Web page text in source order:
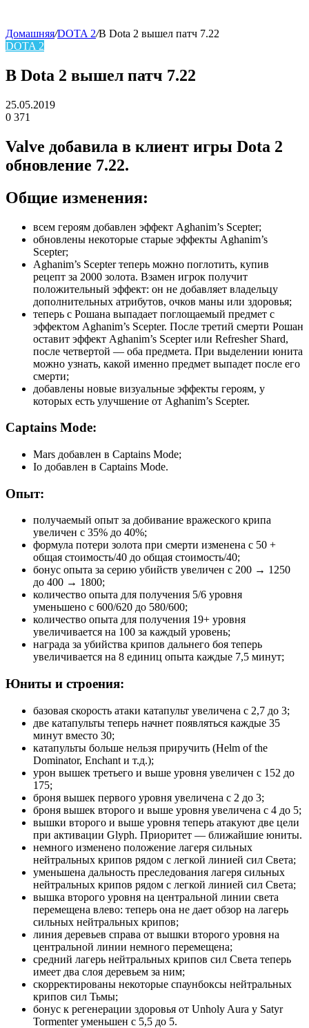
skin
Домашняя/DOTA 2/В Dota 2 вышел патч 7.22
DOTA 2
В Dota 2 вышел патч 7.22
25.05.2019
0 371
Valve добавила в клиент игры Dota 2
обновление 7.22.
Общие изменения:
всем героям добавлен эффект Aghanim’s Scepter;
обновлены некоторые старые эффекты Aghanim’s
Scepter;
Aghanim’s Scepter теперь можно поглотить, купив
рецепт за 2000 золота. Взамен игрок получит
положительный эффект: он не добавляет владельцу
дополнительных атрибутов, очков маны или здоровья;
теперь с Рошана выпадает поглощаемый предмет с
эффектом Aghanim’s Scepter. После третий смерти Рошан
оставит эффект Aghanim’s Scepter или Refresher Shard,
после четвертой — оба предмета. При выделении юнита
можно узнать, какой именно предмет выпадет после его
смерти;
добавлены новые визуальные эффекты героям, у
которых есть улучшение от Aghanim’s Scepter.
Сaptains Mode:
Mars добавлен в Captains Mode;
Io добавлен в Captains Mode.
Опыт:
получаемый опыт за добивание вражеского крипа
увеличен с 35% до 40%;
формула потери золота при смерти изменена с 50 +
общая стоимость/40 до общая стоимость/40;
бонус опыта за серию убийств увеличен с 200 → 1250
до 400 → 1800;
количество опыта для получения 5/6 уровня
уменьшено с 600/620 до 580/600;
количество опыта для получения 19+ уровня
увеличивается на 100 за каждый уровень;
награда за убийства крипов дальнего боя теперь
увеличивается на 8 единиц опыта каждые 7,5 минут;
Юниты и строения:
базовая скорость атаки катапульт увеличена с 2,7 до 3;
две катапульты теперь начнет появляться каждые 35
минут вместо 30;
катапульты больше нельзя приручить (Helm of the
Dominator, Enchant и т.д.);
урон вышек третьего и выше уровня увеличен с 152 до
175;
броня вышек первого уровня увеличена с 2 до 3;
броня вышек второго и выше уровня увеличена с 4 до 5;
вышки второго и выше уровня теперь атакуют две цели
при активации Glyph. Приоритет — ближайшие юниты.
немного изменено положение лагеря сильных
нейтральных крипов рядом с легкой линией сил Света;
уменьшена дальность преследования лагеря сильных
нейтральных крипов рядом с легкой линией сил Света;
вышка второго уровня на центральной линии света
перемещена влево: теперь она не дает обзор на лагерь
сильных нейтральных крипов;
линия деревьев справа от вышки второго уровня на
центральной линии немного перемещена;
средний лагерь нейтральных крипов сил Света теперь
имеет два слоя деревьем за ним;
скорректированы некоторые спаунбоксы нейтральных
крипов сил Тьмы;
бонус к регенерации здоровья от Unholy Aura у Satyr
Tormenter уменьшен с 5,5 до 5.